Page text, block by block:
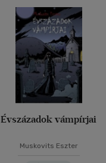
Évszázadok vámpírjai
Muskovits Eszter